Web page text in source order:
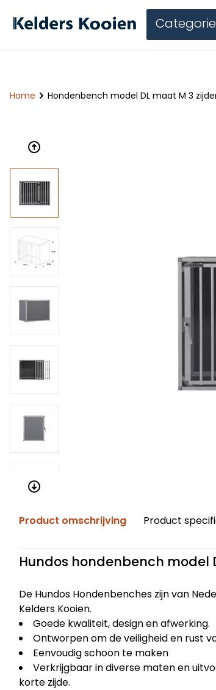
Home Hondenbench model DL maat M 3
Product omschrijving Product
Hundos hondenbench model
De Hundos Hondenbenches zijn van
Kelders Kooien.
Goede kwaliteit, design en afwerking.
Ontworpen om de veiligheid en rust
Eenvoudig schoon te maken
Verkrijgbaar in diverse maten en
korte zijde.